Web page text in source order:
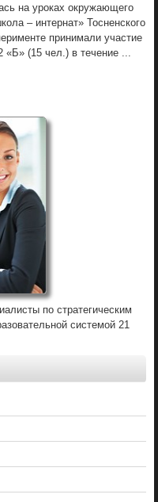
на уроках окружающего
– интернат» Тосненского
принимали участие
(15 чел.) в течение ...
по стратегическим
системой 21